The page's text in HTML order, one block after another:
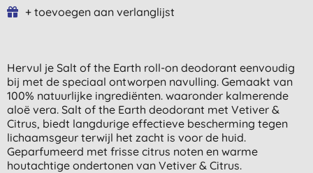
+ toevoegen aan verlanglijst
Hervul je Salt of the Earth roll-on deodorant eenvoudig
bij met de speciaal ontworpen navulling. Gemaakt van
100% natuurlijke ingrediënten. waaronder kalmerende
aloë vera. Salt of the Earth deodorant met Vetiver &
Citrus, biedt langdurige effectieve bescherming tegen
lichaamsgeur terwijl het zacht is voor de huid.
Geparfumeerd met frisse citrus noten en warme
houtachtige ondertonen van Vetiver & Citrus.